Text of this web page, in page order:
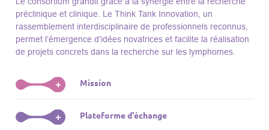
préclinique et clinique. Le Think Tank Innovation, un
rassemblement interdisciplinaire de professionnels reconnus,
permet l’émergence d’idées novatrices et facilite la réalisation
de projets concrets dans la recherche sur les lymphomes.
+ Mission
Le Think Tank initie des projets, façonne des initiatives de
R&D, identifie des porteurs et promeut l’unité parmi les
+ Plateforme d'échange